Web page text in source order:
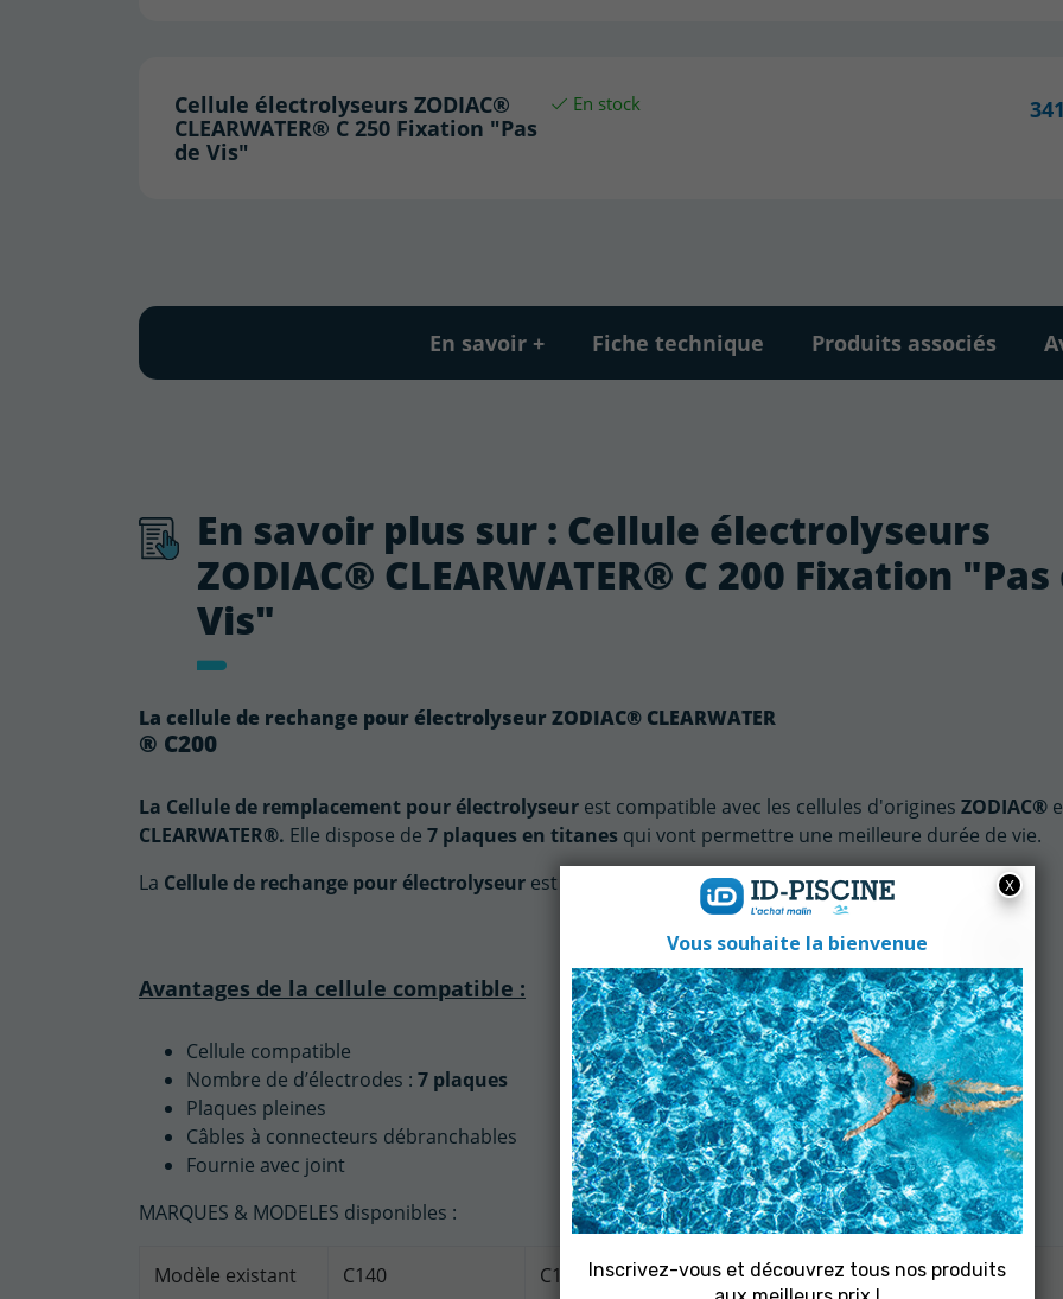
Cellule électrolyseurs ZODIAC®
CLEARWATER® C 250 Fixation "Pas
de Vis"
En stock
En savoir + Fiche technique Produits associés
En savoir plus sur : Cellule électrolyseurs
ZODIAC® CLEARWATER® C 200 Fixation "Pas
Vis"
La cellule de rechange pour électrolyseur ZODIAC® CLEARWATER
® C200
La Cellule de remplacement pour électrolyseur est compatible avec les cellules d'origines ZODIAC®
CLEARWATER®. Elle dispose de 7 plaques en titanes qui vont permettre une meilleure durée de vie.
La Cellule de rechange pour électrolyseur est facile d'installation avec sonmontage culot à vis.
Avantages de la cellule compatible :
Cellule compatible
Nombre de d’électrodes : 7 plaques
Plaques pleines
Câbles à connecteurs débranchables
Fournie avec joint
MARQUES & MODELES disponibles :
Modèle existant C140 C170 C200 C250